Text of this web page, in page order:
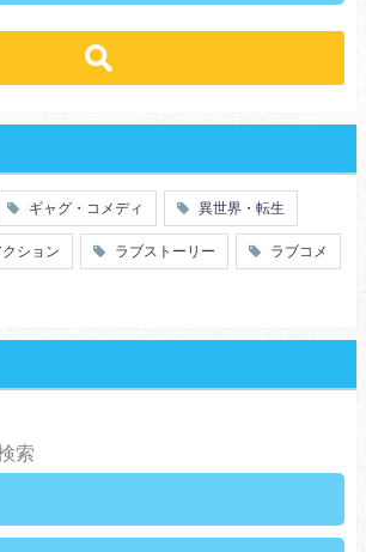
歴史・時代劇
働く女子
ドロ沼
青春
幼なじみ
動物
伝
ヤンキー・極道
ギャグ・コメディ 異世界・転生
ション ラブストーリー ラブコメ
索